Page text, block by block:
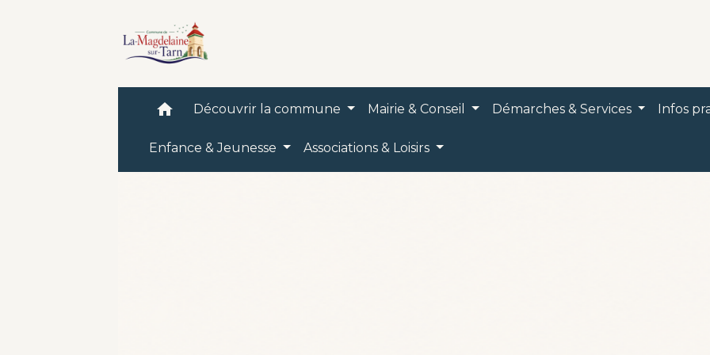
home Découvrir la commune Mairie & Conseil Démarches & Services Infos
Enfance & Jeunesse Associations & Loisirs